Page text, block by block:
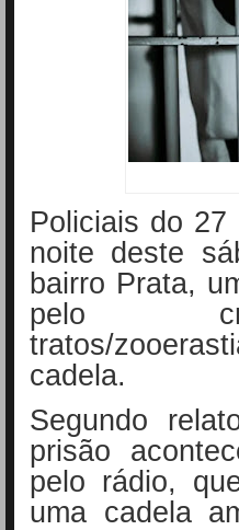
Policiais do 27
noite deste
bairro Prata,
pelo
tratos/
cadela.
Segundo
prisão
pelo rádio,
uma cadela